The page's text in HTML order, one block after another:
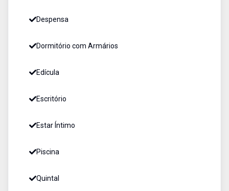
Despensa
Dormitório com Armários
Edícula
Escritório
Estar Íntimo
Piscina
Quintal